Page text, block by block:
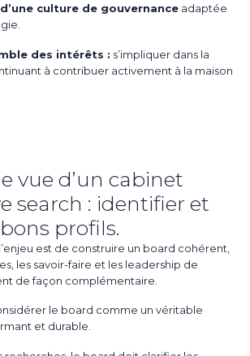
culture de gouvernance adaptée
des intérêts : s’impliquer dans la
à contribuer activement à la maison
vue d’un cabinet
search : identifier et
profils.
est de construire un board cohérent,
les savoir-faire et les leadership de
de façon complémentaire.
le board comme un véritable
et durable.